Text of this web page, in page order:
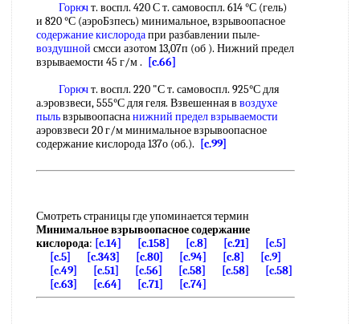
Горючт. воспл. 420 С т. самовоспл. 614 °С (гель)
и 820 °С (аэроБзпесь) минимальное, взрывоопасное
содержание кислородапри разбавлении пыле-
воздушной смсси азотом 13,07п (об ). Нижний предел
взрываемости 45 г/м .
[c.66]
Горючт. воспл. 220 "С т. самовоспл. 925°С для
а.эровзвеси, 555°С для геля. Взвешенная в воздухе
пыльвзрывоопаснанижний предел взрываемости
аэровзвеси 20 г/м минимальное взрывоопасное
содержание кислорода 137о (об.).
[c.99]
Смотреть страницы где упоминается термин
Минимальное взрывоопасное содержание
кислорода: [c.14] [c.158] [c.8] [c.21]
[c.5]
[c.5]
[c.343] [c.80] [c.94] [c.8]
[c.9]
[c.49]
[c.51] [c.56] [c.58] [c.58]
[c.58]
[c.63]
[c.64] [c.71] [c.74]